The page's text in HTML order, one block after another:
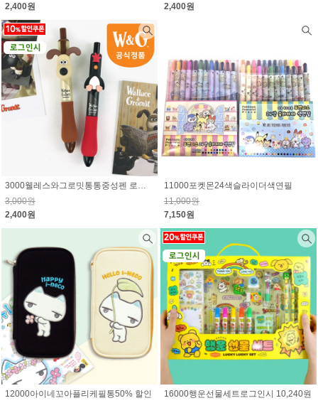
2,400원
2,400원
3000웰레스와그로밋통통중성펜 로그인시 10% 할인된 가격
3,000원
2,400원
11000포켓몬24색슬라이더색연필
11,000원
7,150원
12000아이네꼬아플리케필통50% 할인
16000행운선물세트로그인시 10,240원